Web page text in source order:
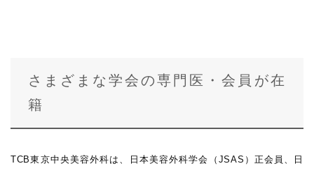
さまざまな学会の専門医・会員が在
籍
TCB東京中央美容外科は、日本美容外科学会（JSAS）正会員、日